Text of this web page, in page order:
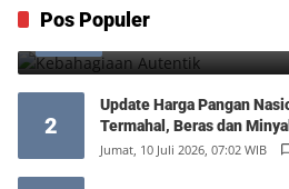
Pos Populer
1 Kebahagiaan Autentik
2
Update Harga Pangan
Termahal, Beras dan
Jumat, 10 Juli 2026, 07:02 WIB